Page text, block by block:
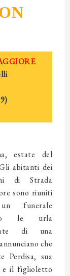
estate del
abitanti dei
di Strada
sono riuniti
funerale
le urla
di una
che
Perdisa, sua
e il figlioletto